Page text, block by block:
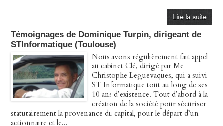
Témoignages de Dominique Turpin, dirigeant de
STInformatique (Toulouse)
Nous avons régulièrement fait appel
au cabinet Clé, dirigé par Me
Christophe Leguevaques, qui a suivi
ST Informatique tout au long de ses
10 ans d’existence. Tout d’abord à la
création de la société pour sécuriser
statutairement la provenance du capital, pour le départ d’un
actionnaire et le...